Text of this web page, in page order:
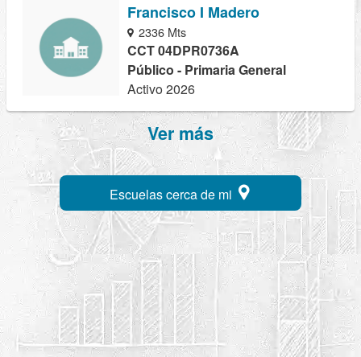
Francisco I Madero
2336 Mts
CCT 04DPR0736A
Público - Primaria General
Activo 2026
Ver más
Escuelas cerca de mi